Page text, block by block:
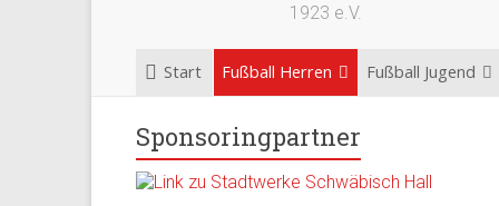
1923 e.V.
Start Fußball Herren Fußball Jugend
Sponsoringpartner